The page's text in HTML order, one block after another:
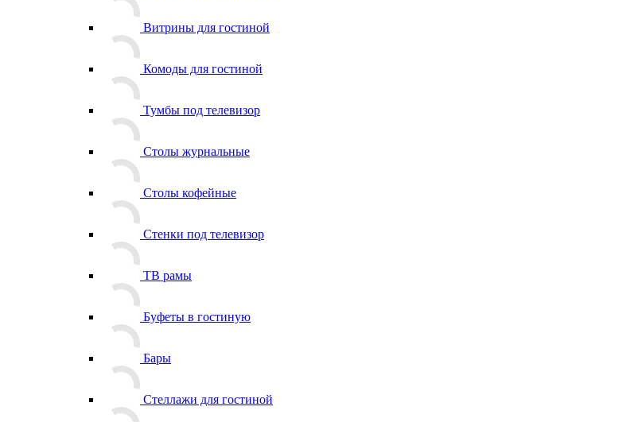
Витрины для гостиной
Комоды для гостиной
Тумбы под телевизор
Столы журнальные
Столы кофейные
Стенки под телевизор
ТВ рамы
Буфеты в гостиную
Бары
Стеллажи для гостиной